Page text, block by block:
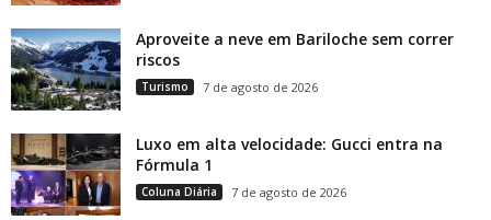
Aproveite a neve em Bariloche sem correr
riscos
Turismo 7 de agosto de 2026
Luxo em alta velocidade: Gucci entra na
Fórmula 1
Coluna Diária 7 de agosto de 2026